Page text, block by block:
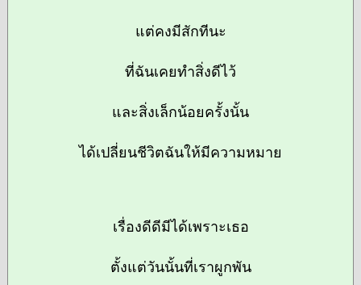
แต่คงมีสักทีนะ
ที่ฉันเคยทำสิ่งดีไว้
และสิ่งเล็กน้อยครั้งนั้น
ได้เปลี่ยนชีวิตฉันให้มีความหมาย
เรื่องดีดีมีได้เพราะเธอ
ตั้งแต่วันนั้นที่เราผูกพัน